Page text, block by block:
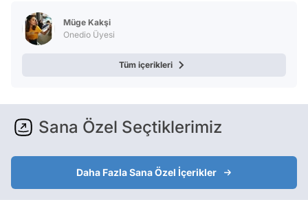
Müge Kakşi
Onedio Üyesi
Tüm içerikleri
Sana Özel Seçtiklerimiz
Daha Fazla Sana Özel İçerikler